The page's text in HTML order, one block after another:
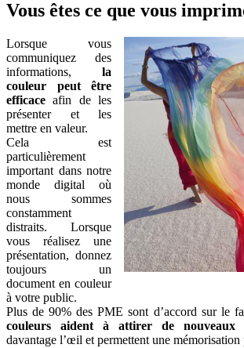
Vous êtes ce que vous
Lorsque vous
communiquez des
informations, la
couleur peut être
efficace afin de les
présenter et les
mettre en valeur.
Cela est
particulièrement
important dans notre
monde digital où
nous sommes
constamment
distraits. Lorsque
vous réalisez une
présentation, donnez
toujours un
document en couleur
à votre public.
Plus de 90% des PME sont d’accord sur le
couleurs aident à attirer de nouveaux
davantage l’œil et permettent une mémorisation